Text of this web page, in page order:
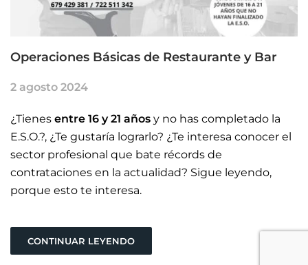
Operaciones Básicas de Restaurante y Bar
2 agosto 2024
¿Tienes entre 16 y 21 años y no has completado la
E.S.O.?, ¿Te gustaría lograrlo? ¿Te interesa conocer el
sector profesional que bate récords de
contrataciones en la actualidad? Sigue leyendo,
porque esto te interesa.
CONTINUAR LEYENDO